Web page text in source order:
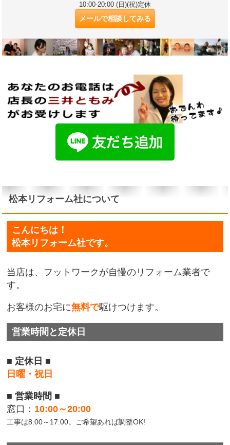
10:00-20:00 (日)(祝)定休
メールで相談してみる
松本リフォーム社について
こんにちは！
松本リフォーム社です。
当店は、フットワークが自慢のリフォーム業者で
す。
お客様のお宅に無料で駆けつけます。
営業時間と定休日
■ 定休日 ■
日曜・祝日
■ 営業時間 ■
窓口： 10:00～20:00
工事は8:00～17:00。ご希望あれば調整OK!